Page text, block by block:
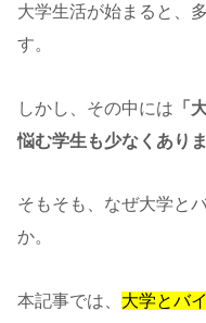
大学生活が始まると、
す。
しかし、その中には 「
悩む学生も少なくあり
そもそも、なぜ大学と
か。
本記事では、 大学とバ